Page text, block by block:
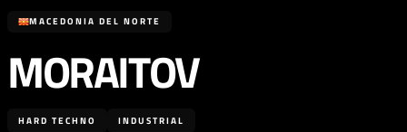
MACEDONIA DEL NORTE
MORAITOV
HARD TECHNO INDUSTRIAL